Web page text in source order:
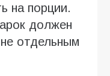
на порции.
должен
отдельным